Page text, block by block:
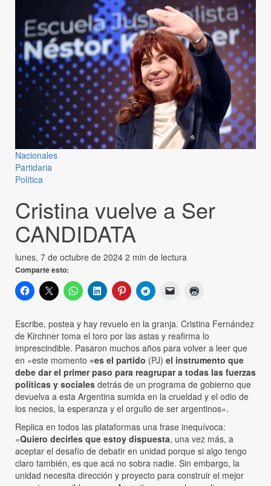
Nacionales
Partidaria
Política
Cristina vuelve a Ser
CANDIDATA
lunes, 7 de octubre de 2024 2 min de lectura
Comparte esto:
Escribe, postea y hay revuelo en la granja. Cristina Fernández
de Kirchner toma el toro por las astas y reafirma lo
imprescindible. Pasaron muchos años para volver a leer que
en «este momento «es el partido (PJ) el instrumento que
debe dar el primer paso para reagrupar a todas las fuerzas
políticas y sociales detrás de un programa de gobierno que
devuelva a esta Argentina sumida en la crueldad y el odio de
los necios, la esperanza y el orgullo de ser argentinos».
Replica en todos las plataformas una frase inequívoca:
«Quiero decirles que estoy dispuesta, una vez más, a
aceptar el desafío de debatir en unidad porque si algo tengo
claro también, es que acá no sobra nadie. Sin embargo, la
unidad necesita dirección y proyecto para construir el mejor